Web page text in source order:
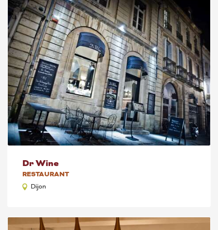
Dr Wine
RESTAURANT
Dijon